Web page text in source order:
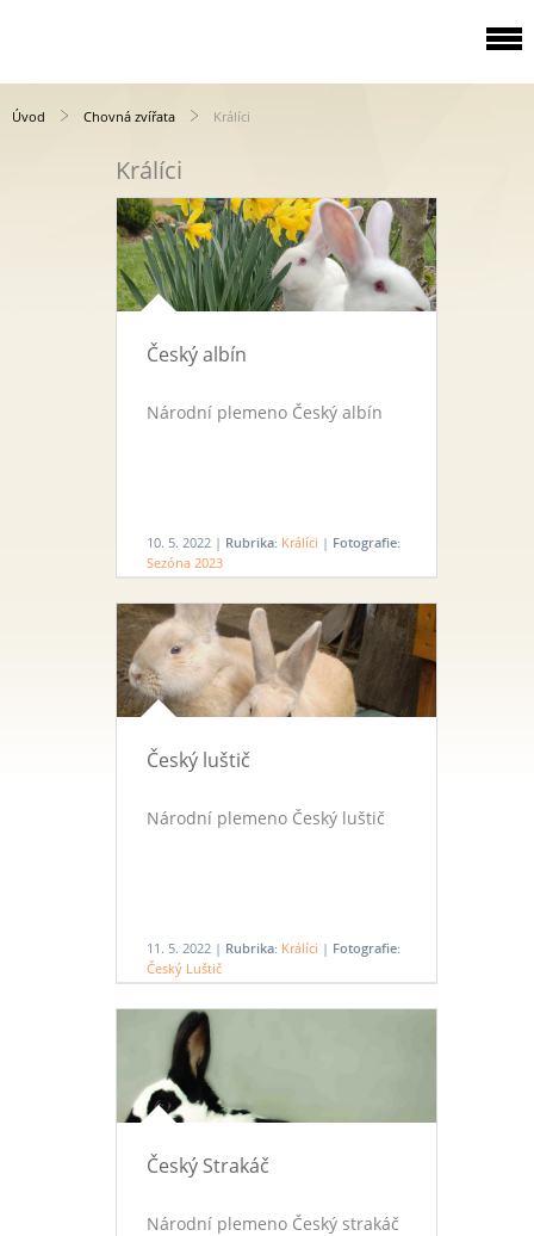
Úvod Chovná zvířata Králíci
Králíci
Český albín
Národní plemeno Český albín
10. 5. 2022 | Rubrika: Králíci | Fotografie:
Sezóna 2023
Český luštič
Národní plemeno Český luštič
11. 5. 2022 | Rubrika: Králíci | Fotografie:
Český Luštič
Český Strakáč
Národní plemeno Český strakáč